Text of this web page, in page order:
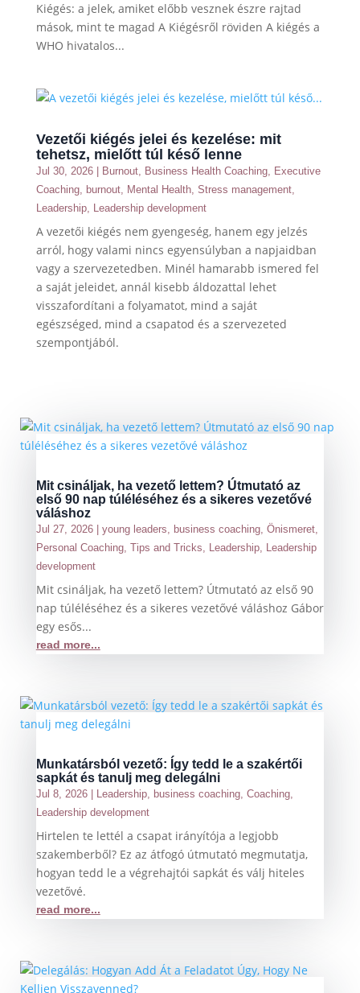
Kiégés: a jelek, amiket előbb vesznek észre rajtad
mások, mint te magad A Kiégésről röviden A kiégés a
WHO hivatalos...
Vezetői kiégés jelei és kezelése: mit
tehetsz, mielőtt túl késő lenne
Jul 30, 2026| Burnout, Business Health Coaching, Executive
Coaching, burnout, Mental Health, Stress management,
Leadership, Leadership development
A vezetői kiégés nem gyengeség, hanem egy jelzés
arról, hogy valami nincs egyensúlyban a napjaidban
vagy a szervezetedben. Minél hamarabb ismered fel
a saját jeleidet, annál kisebb áldozattal lehet
visszafordítani a folyamatot, mind a saját
egészséged, mind a csapatod és a szervezeted
szempontjából.
Mit csináljak, ha vezető lettem? Útmutató az
első 90 nap túléléséhez és a sikeres vezetővé
váláshoz
Jul 27, 2026| young leaders, business coaching, Önismeret,
Personal Coaching, Tips and Tricks, Leadership, Leadership
development
Mit csináljak, ha vezető lettem? Útmutató az első 90
nap túléléséhez és a sikeres vezetővé váláshoz Gábor
egy esős...
read more...
Munkatársból vezető: Így tedd le a szakértői
sapkát és tanulj meg delegálni
Jul 8, 2026| Leadership, business coaching, Coaching,
Leadership development
Hirtelen te lettél a csapat irányítója a legjobb
szakemberből? Ez az átfogó útmutató megmutatja,
hogyan tedd le a végrehajtói sapkát és válj hiteles
vezetővé.
read more...